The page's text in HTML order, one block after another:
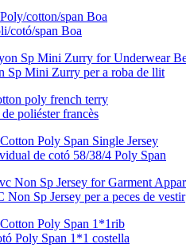
cotó/span Boa
Sp Mini Zurry per a roba de llit
poliéster francès
de cotó 58/38/4 Poly Span
Non Sp Jersey per a peces de vestir
Poly Span 1*1 costella